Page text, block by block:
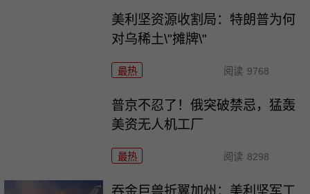
美利坚资源收割局：特朗普为何
对乌稀土\"摊牌\"
最热 阅读 9768
普京不忍了！俄突破禁忌，猛轰
美资无人机工厂
最热 阅读 8298
吞金巨兽折翼加州：美利坚军工